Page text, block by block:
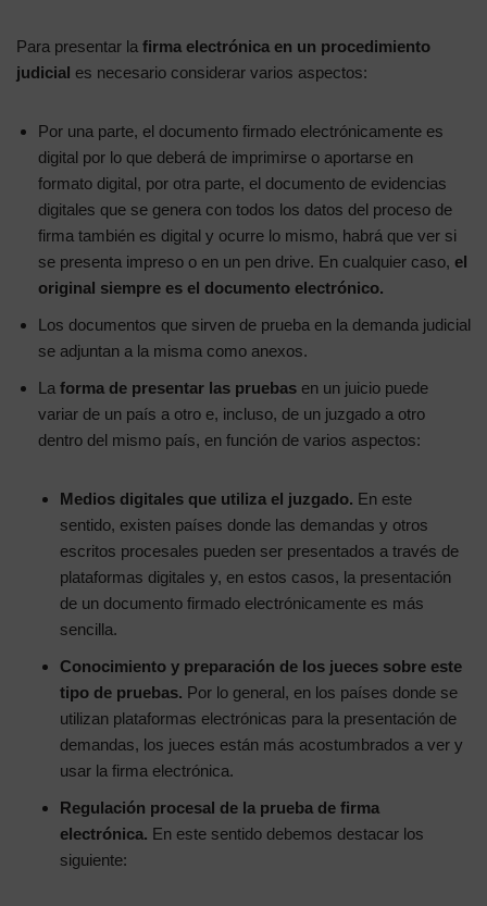
Para presentar la firma electrónica en un procedimiento
judicial es necesario considerar varios aspectos:
Por una parte, el documento firmado electrónicamente es
digital por lo que deberá de imprimirse o aportarse en
formato digital, por otra parte, el documento de evidencias
digitales que se genera con todos los datos del proceso de
firma también es digital y ocurre lo mismo, habrá que ver si
se presenta impreso o en un pen drive. En cualquier caso, el
original siempre es el documento electrónico.
Los documentos que sirven de prueba en la demanda judicial
se adjuntan a la misma como anexos.
La forma de presentar las pruebas en un juicio puede
variar de un país a otro e, incluso, de un juzgado a otro
dentro del mismo país, en función de varios aspectos:
Medios digitales que utiliza el juzgado. En este
sentido, existen países donde las demandas y otros
escritos procesales pueden ser presentados a través de
plataformas digitales y, en estos casos, la presentación
de un documento firmado electrónicamente es más
sencilla.
Conocimiento y preparación de los jueces sobre este
tipo de pruebas. Por lo general, en los países donde se
utilizan plataformas electrónicas para la presentación de
demandas, los jueces están más acostumbrados a ver y
usar la firma electrónica.
Regulación procesal de la prueba de firma
electrónica. En este sentido debemos destacar los
siguiente: